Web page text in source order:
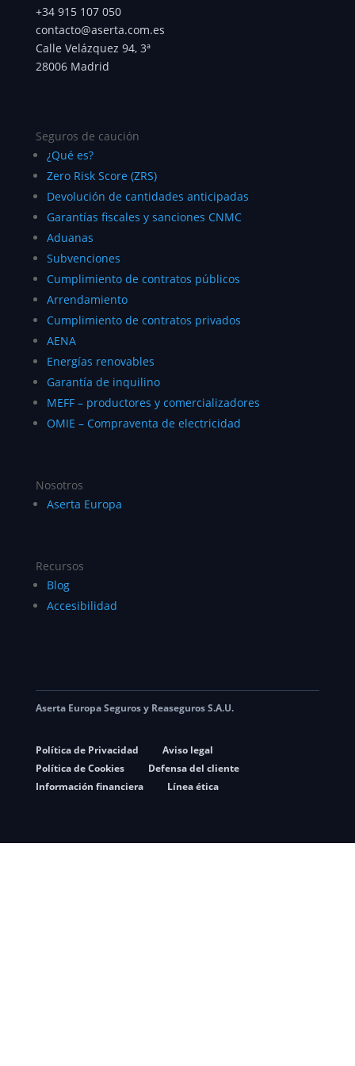
+34 915 107 050
contacto@aserta.com.es
Calle Velázquez 94, 3ª
28006 Madrid
Seguros de caución
¿Qué es?
Zero Risk Score (ZRS)
Devolución de cantidades anticipadas
Garantías fiscales y sanciones CNMC
Aduanas
Subvenciones
Cumplimiento de contratos públicos
Arrendamiento
Cumplimiento de contratos privados
AENA
Energías renovables
Garantía de inquilino
MEFF – productores y comercializadores
OMIE – Compraventa de electricidad
Nosotros
Aserta Europa
Recursos
Blog
Accesibilidad
Aserta Europa Seguros y Reaseguros S.A.U.
Política de Privacidad
Aviso legal
Política de Cookies
Defensa del cliente
Información financiera
Línea ética